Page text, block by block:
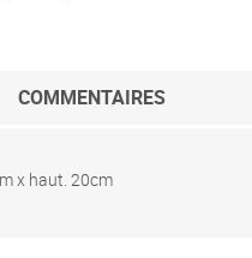
x haut. 20cm
COMMENTAIRES